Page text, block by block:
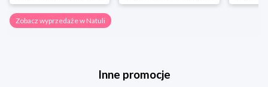
Zobacz wyprzedaże w Natuli
Inne promocje